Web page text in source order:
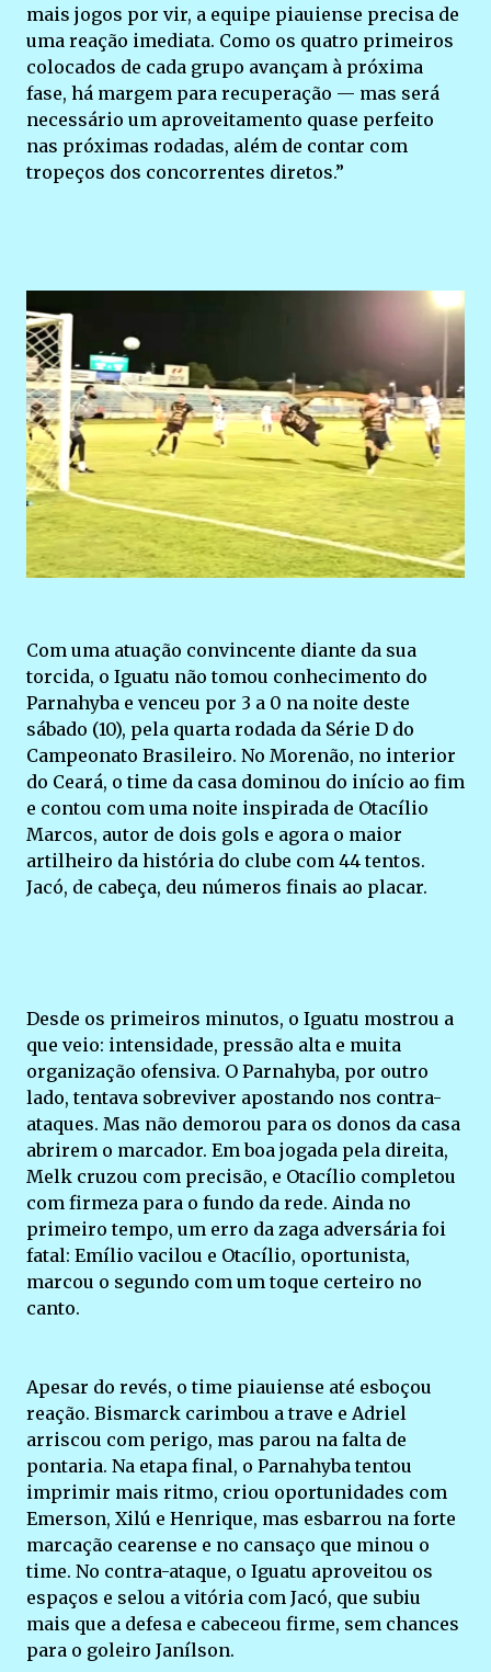
mais jogos por vir, a equipe piauiense precisa de
uma reação imediata. Como os quatro primeiros
colocados de cada grupo avançam à próxima
fase, há margem para recuperação — mas será
necessário um aproveitamento quase perfeito
nas próximas rodadas, além de contar com
tropeços dos concorrentes diretos.”
Com uma atuação convincente diante da sua
torcida, o Iguatu não tomou conhecimento do
Parnahyba e venceu por 3 a 0 na noite deste
sábado (10), pela quarta rodada da Série D do
Campeonato Brasileiro. No Morenão, no interior
do Ceará, o time da casa dominou do início ao fim
e contou com uma noite inspirada de Otacílio
Marcos, autor de dois gols e agora o maior
artilheiro da história do clube com 44 tentos.
Jacó, de cabeça, deu números finais ao placar.
Desde os primeiros minutos, o Iguatu mostrou a
que veio: intensidade, pressão alta e muita
organização ofensiva. O Parnahyba, por outro
lado, tentava sobreviver apostando nos contra-
ataques. Mas não demorou para os donos da casa
abrirem o marcador. Em boa jogada pela direita,
Melk cruzou com precisão, e Otacílio completou
com firmeza para o fundo da rede. Ainda no
primeiro tempo, um erro da zaga adversária foi
fatal: Emílio vacilou e Otacílio, oportunista,
marcou o segundo com um toque certeiro no
canto.
Apesar do revés, o time piauiense até esboçou
reação. Bismarck carimbou a trave e Adriel
arriscou com perigo, mas parou na falta de
pontaria. Na etapa final, o Parnahyba tentou
imprimir mais ritmo, criou oportunidades com
Emerson, Xilú e Henrique, mas esbarrou na forte
marcação cearense e no cansaço que minou o
time. No contra-ataque, o Iguatu aproveitou os
espaços e selou a vitória com Jacó, que subiu
mais que a defesa e cabeceou firme, sem chances
para o goleiro Janílson.